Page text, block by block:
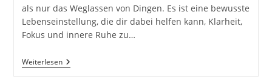
als nur das Weglassen von Dingen. Es ist eine bewusste
Lebenseinstellung, die dir dabei helfen kann, Klarheit,
Fokus und innere Ruhe zu…
WeiterlesenLangsam
Ist